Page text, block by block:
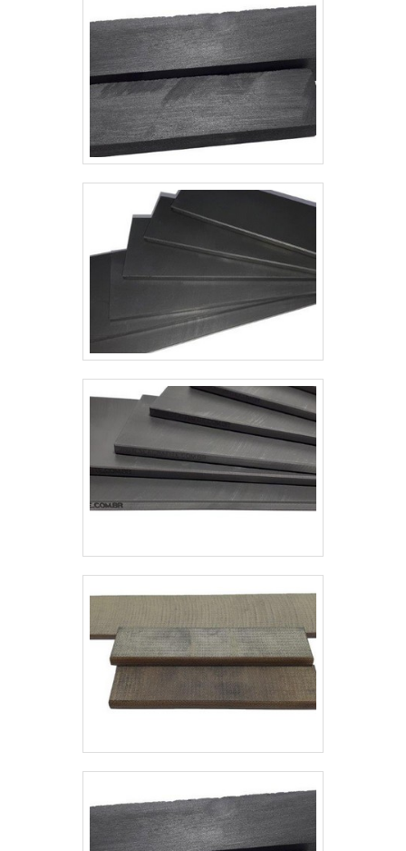
contar com escritório de alta
qualidade onde são realizadas as
atividades e equipamentos de última
geração. Tudo isso, somado à
performance de uma equipe
multidisciplinar de consultores
associados e colaboradores
excelência de ponta a ponta.